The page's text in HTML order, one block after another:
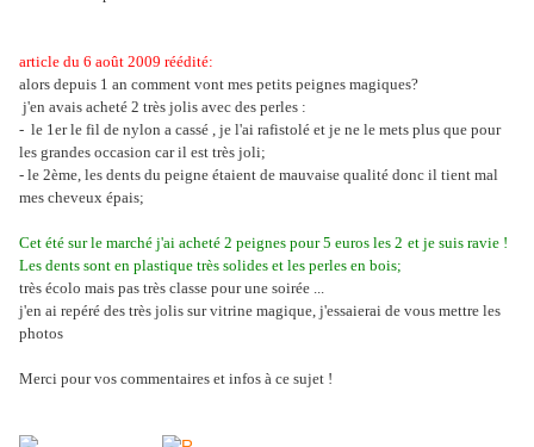
article du 6 août 2009 réédité:
alors depuis 1 an comment vont mes petits peignes magiques?
j'en avais acheté 2 très jolis avec des perles :
- le 1er le fil de nylon a cassé , je l'ai rafistolé et je ne le mets plus que pour
les grandes occasion car il est très joli;
- le 2ème, les dents du peigne étaient de mauvaise qualité donc il tient mal
mes cheveux épais;
Cet été sur le marché j'ai acheté 2 peignes pour 5 euros les 2 et je suis ravie !
Les dents sont en plastique très solides et les perles en bois;
très écolo mais pas très classe pour une soirée ...
j'en ai repéré des très jolis sur vitrine magique, j'essaierai de vous mettre les
photos
Merci pour vos commentaires et infos à ce sujet !